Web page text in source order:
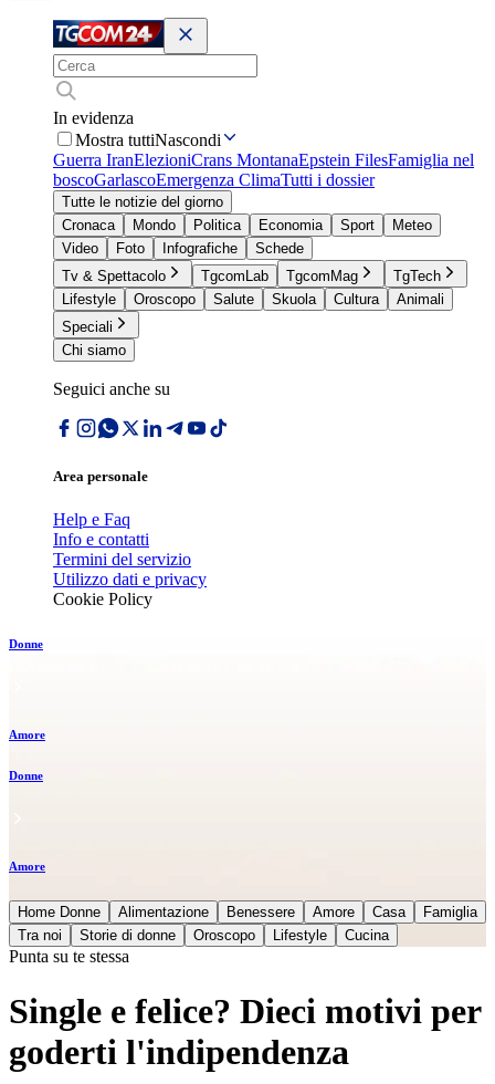
In evidenza
Mostra tuttiNascondi
Guerra IranElezioniCrans MontanaEpstein FilesFamiglia nel
boscoGarlascoEmergenza ClimaTutti i dossier
Tutte le notizie del giorno
Cronaca
Mondo Politica Economia Sport
Meteo
Video
Foto Infografiche
Schede
Tv & Spettacolo
TgcomLab TgcomMag
TgTech
Lifestyle
Oroscopo Salute Skuola Cultura
Animali
Speciali
Chi siamo
Seguici anche su
Area personale
Help e Faq
Info e contatti
Termini del servizio
Utilizzo dati e privacy
Cookie Policy
Donne
Amore
Donne
Amore
Home Donne Alimentazione Benessere Amore Casa
Famiglia
Tra noi
Storie di donne Oroscopo Lifestyle Cucina
Punta su te stessa
Single e felice? Dieci motivi per
goderti l'indipendenza